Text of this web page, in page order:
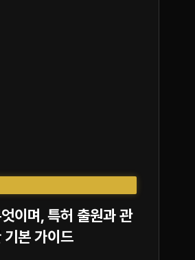
이며, 특허 출원과 관
기본 가이드